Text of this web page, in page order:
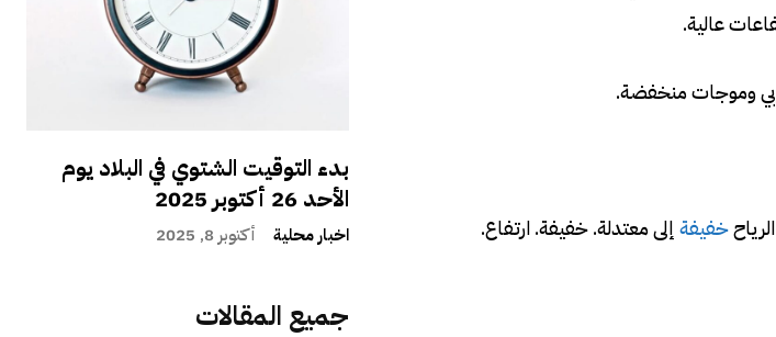
بدء التوقيت الشتوي في البلاد يوم
الأحد 26 أكتوبر 2025
اخبار محلية أكتوبر 8, 2025
جميع المقالات
عالية.
وموجات منخفضة.
خفيفة إلى معتدلة. خفيفة. ارتفاع.